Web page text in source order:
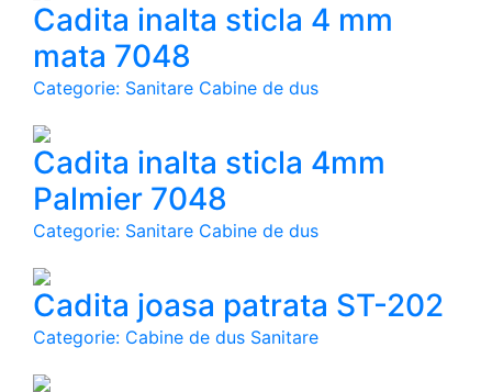
Cadita inalta sticla 4 mm
mata 7048
Categorie: Sanitare Cabine de dus
Cadita inalta sticla 4mm
Palmier 7048
Categorie: Sanitare Cabine de dus
Cadita joasa patrata ST-202
Categorie: Cabine de dus Sanitare